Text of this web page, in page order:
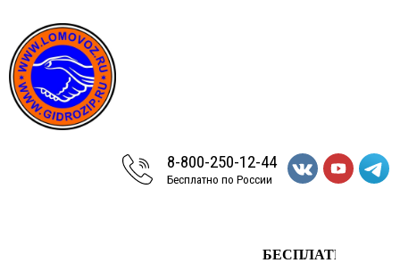
8-800-250-12-44
Бесплатно по России
БЕСПЛАТНЫЙ ЗВОНОК